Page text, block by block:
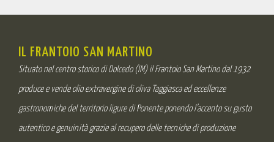
IL FRANTOIO SAN MARTINO
Situato nel centro storico di Dolcedo (IM) il Frantoio San Martino dal 1932
produce e vende olio extravergine di oliva Taggiasca ed eccellenze
gastronomiche del territorio ligure di Ponente ponendo l’accento su gusto
autentico e genuinità grazie al recupero delle tecniche di produzione